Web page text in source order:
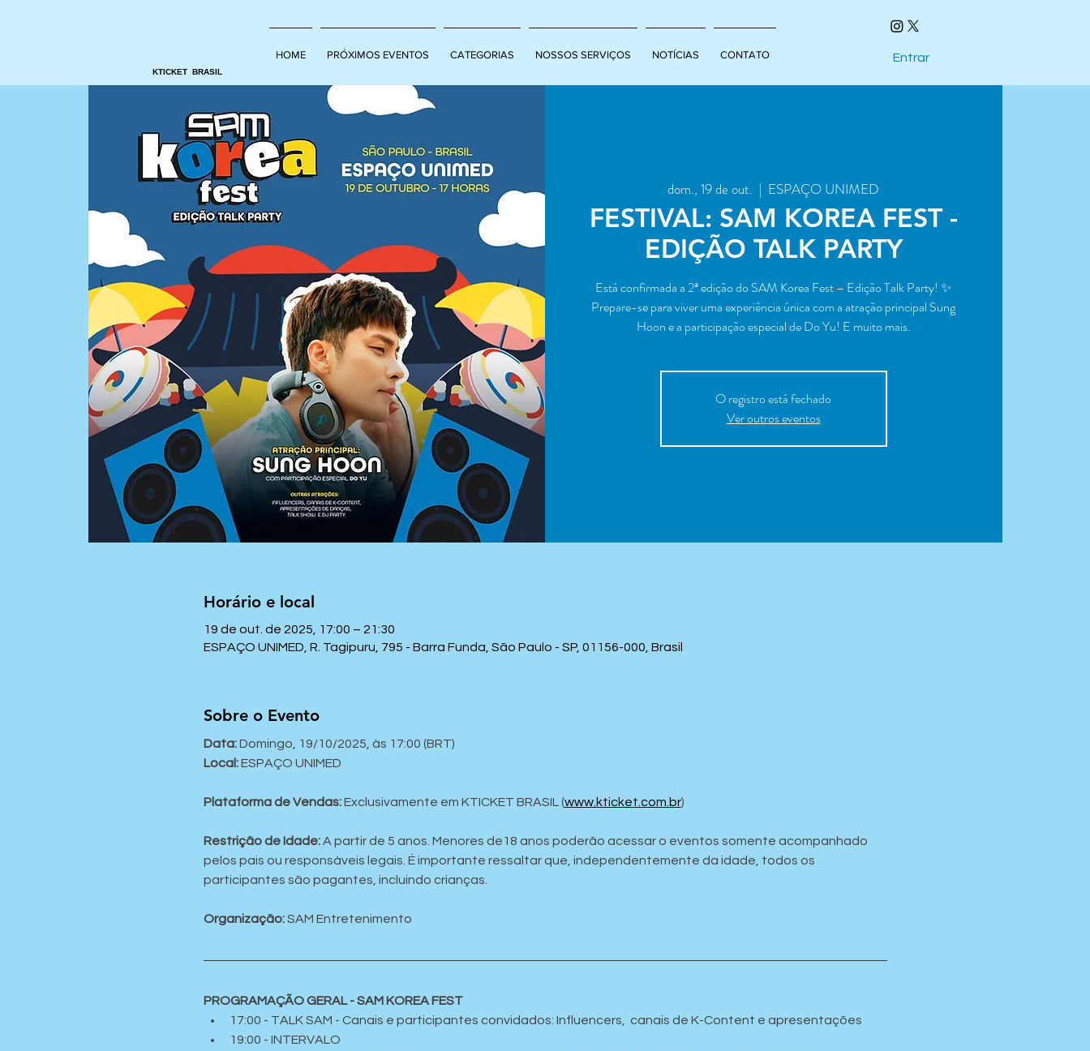
KTICKET BRASIL
HOME PRÓXIMOS EVENTOS CATEGORIAS NOSSOS SERVIÇOS NOTÍCIAS CONTATO Entrar
dom., 19 de out.
  |
ESPAÇO UNIMED
FESTIVAL: SAM KOREA FEST -
EDIÇÃO TALK PARTY
Está confirmada a 2ª edição do SAM Korea Fest – Edição Talk Party! ✨
Prepare-se para viver uma experiência única com a atração principal Sung
Hoon e a participação especial de Do Yu! E muito mais.
O registro está fechado
Ver outros eventos
Horário e local
19 de out. de 2025, 17:00 – 21:30
ESPAÇO UNIMED, R. Tagipuru, 795 - Barra Funda, São Paulo - SP, 01156-000, Brasil
Sobre o Evento
Data: Domingo, 19/10/2025, às 17:00 (BRT)
Local: ESPAÇO UNIMED
Plataforma de Vendas: Exclusivamente em KTICKET BRASIL (www.kticket.com.br)
Restrição de Idade: A partir de 5 anos. Menores de18 anos poderão acessar o eventos somente acompanhado
pelos pais ou responsáveis legais. É importante ressaltar que, independentemente da idade, todos os
participantes são pagantes, incluindo crianças.
Organização: SAM Entretenimento
PROGRAMAÇÃO GERAL - SAM KOREA FEST
17:00 - TALK SAM - Canais e participantes convidados: Influencers,  canais de K-Content e apresentações
19:00 - INTERVALO